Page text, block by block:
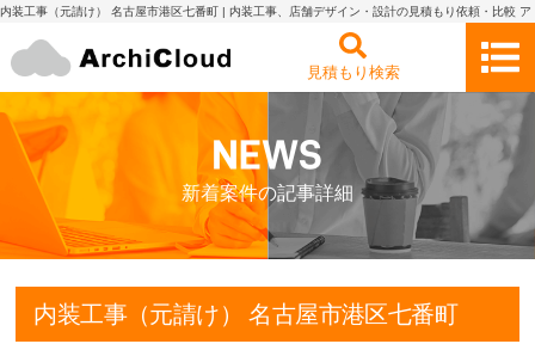
内装工事（元請け） 名古屋市港区七番町 | 内装工事、店舗デザイン・設計の見積もり依頼・比較 ア
見積もり検索
新着案件の記事詳細
内装工事（元請け） 名古屋市港区七番町